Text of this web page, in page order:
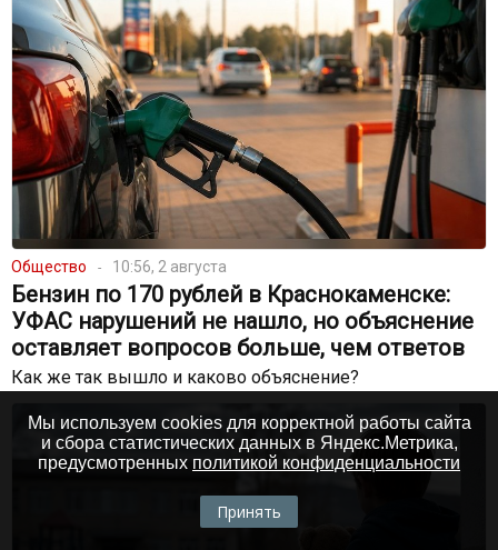
Общество 10:56, 2 августа
Бензин по 170 рублей в Краснокаменске:
УФАС нарушений не нашло, но объяснение
оставляет вопросов больше, чем ответов
Как же так вышло и каково объяснение?
Мы используем cookies для корректной работы сайта
и сбора статистических данных в Яндекс.Метрика,
предусмотренных политикой конфиденциальности
Принять